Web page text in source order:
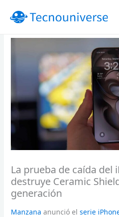
La prueba de caída del
destruye Ceramic
generación
Manzana anunció el serie